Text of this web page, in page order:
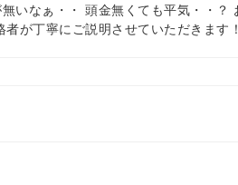
いなぁ・・ 頭金無くても平気・・
者が丁寧にご説明させていただきます